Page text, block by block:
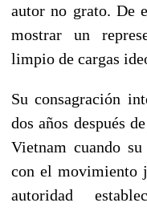
autor no grato. De
mostrar un
limpio de cargas
Su consagración
dos años después
Vietnam cuando
con el movimiento
autoridad